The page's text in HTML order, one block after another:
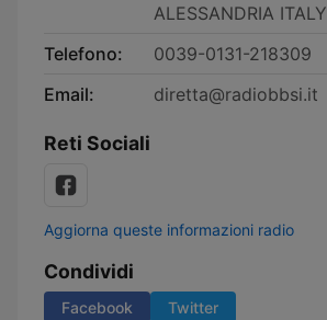
ALESSANDRIA ITALY
Telefono:
0039-0131-218309
Email:
diretta@radiobbsi.it
Reti Sociali
Aggiorna queste informazioni radio
Condividi
Facebook Twitter